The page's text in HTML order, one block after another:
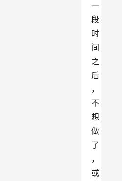
一
段
时
间
之
后
，
不
想
做
了
，
或